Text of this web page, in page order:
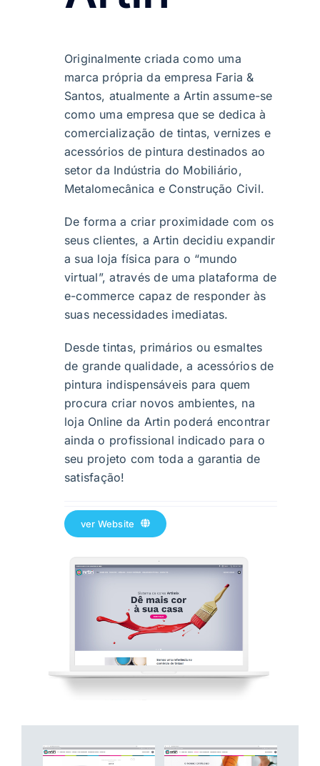
Originalmente criada como uma
marca própria da empresa Faria &
Santos, atualmente a Artin assume-se
como uma empresa que se dedica à
comercialização de tintas, vernizes e
acessórios de pintura destinados ao
setor da Indústria do Mobiliário,
Metalomecânica e Construção Civil.
De forma a criar proximidade com os
seus clientes, a Artin decidiu expandir
a sua loja física para o “mundo
virtual”, através de uma plataforma de
e-commerce capaz de responder às
suas necessidades imediatas.
Desde tintas, primários ou esmaltes
de grande qualidade, a acessórios de
pintura indispensáveis para quem
procura criar novos ambientes, na
loja Online da Artin poderá encontrar
ainda o profissional indicado para o
seu projeto com toda a garantia de
satisfação!
ver Website